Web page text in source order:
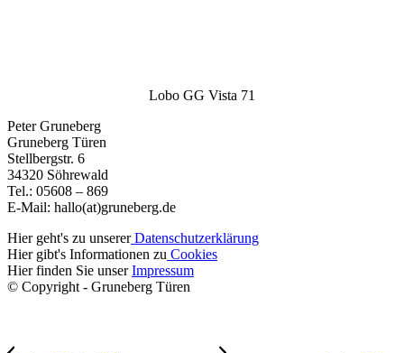
Lobo GG Vista 71
Peter Gruneberg
Gruneberg Türen
Stellbergstr. 6
34320 Söhrewald
Tel.: 05608 – 869
E-Mail: hallo(at)gruneberg.de
Hier geht's zu unsererDatenschutzerklärung
Hier gibt's Informationen zu Cookies
Hier finden Sie unserImpressum
© Copyright - Gruneberg Türen